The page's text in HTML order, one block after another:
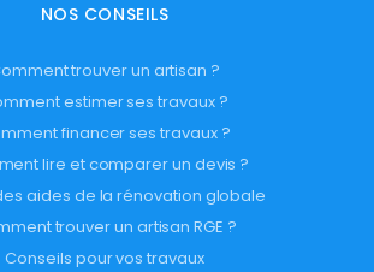
NOS CONSEILS
trouver un artisan ?
estimer ses travaux ?
financer ses travaux ?
lire et comparer un devis ?
aides de la rénovation globale
trouver un artisan RGE ?
Conseils pour vos travaux